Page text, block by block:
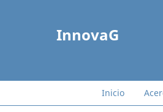
InnovaG
Inicio